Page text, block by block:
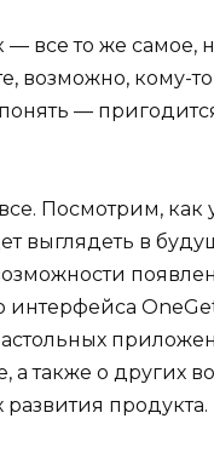
— все то же самое,
возможно, кому-то
—
Посмотрим, как
выглядеть в
интерфейса
а также о других
развития продукта.